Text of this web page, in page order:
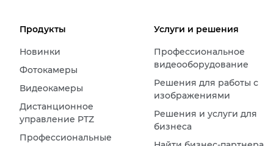
Продукты
Новинки
Фотокамеры
Видеокамеры
Дистанционное
управление PTZ
Профессиональные
Услуги и решения
Профессиональное
видеооборудование
Решения для работы с
изображениями
Решения и услуги для
бизнеса